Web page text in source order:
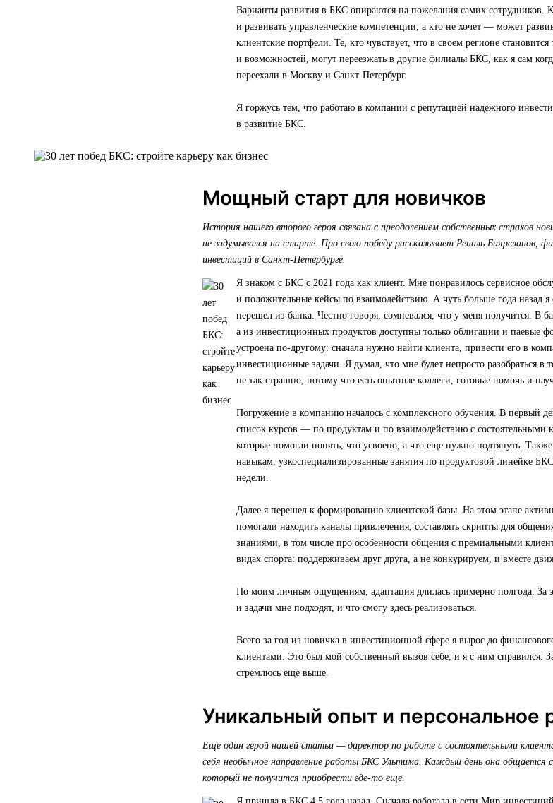
Варианты развития в БКС опираются на пожелания самих сотрудников.
и развивать управленческие компетенции, а кто не хочет — может
клиентские портфели. Те, кто чувствует, что в своем регионе
и возможностей, могут переезжать в другие филиалы БКС, как я сам
переехали в Москву и Санкт-Петербург.
Я горжусь тем, что работаю в компании с репутацией надежного
в развитие БКС.
Мощный старт для новичков
История нашего второго героя связана с преодолением собственных страхов
не задумывался на старте. Про свою победу рассказывает Реналь Биярсланов,
инвестиций в Санкт-Петербурге.
Я знаком с БКС с 2021 года как клиент. Мне понравилось сервисное
и положительные кейсы по взаимодействию. А чуть больше года назад
перешел из банка. Честно говоря, сомневался, что у меня получится. В
а из инвестиционных продуктов доступны только облигации и паевые
устроена по-другому: сначала нужно найти клиента, привести его в
инвестиционные задачи. Я думал, что мне будет непросто разобраться в
не так страшно, потому что есть опытные коллеги, готовые помочь и
Погружение в компанию началось с комплексного обучения. В первый
список курсов — по продуктам и по взаимодействию с состоятельными
которые помогли понять, что усвоено, а что еще нужно подтянуть.
навыкам, узкоспециализированные занятия по продуктовой линейке
недели.
Далее я перешел к формированию клиентской базы. На этом этапе
помогали находить каналы привлечения, составлять скрипты для
знаниями, в том числе про особенности общения с премиальными
видах спорта: поддерживаем друг друга, а не конкурируем, и вместе
По моим личным ощущениям, адаптация длилась примерно полгода. За
и задачи мне подходят, и что смогу здесь реализоваться.
Всего за год из новичка в инвестиционной сфере я вырос до
клиентами. Это был мой собственный вызов себе, и я с ним справился.
стремлюсь еще выше.
Уникальный опыт и персональное
Еще один герой нашей статьи — директор по работе с состоятельными
себя необычное направление работы БКС Ультима. Каждый день она общается
который не получится приобрести где-то еще.